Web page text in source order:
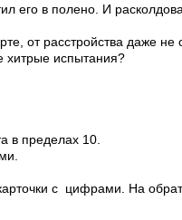
его в полено. И
от расстройства даже не
хитрые испытания?
в пределах 10.
с цифрами. На